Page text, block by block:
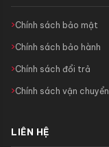
Chính sách bảo mật
Chính sách bảo hành
Chính sách đổi trả
Chính sách vận chuyển
LIÊN HỆ